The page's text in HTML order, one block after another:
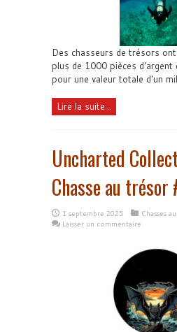
Des chasseurs de trésors
plus de 1000 pièces d'argent
pour une valeur totale d'un
Lire la suite...
Uncharted
Chasse au trésor
1 septembre 2025
Chasses
Laisser un commentaire